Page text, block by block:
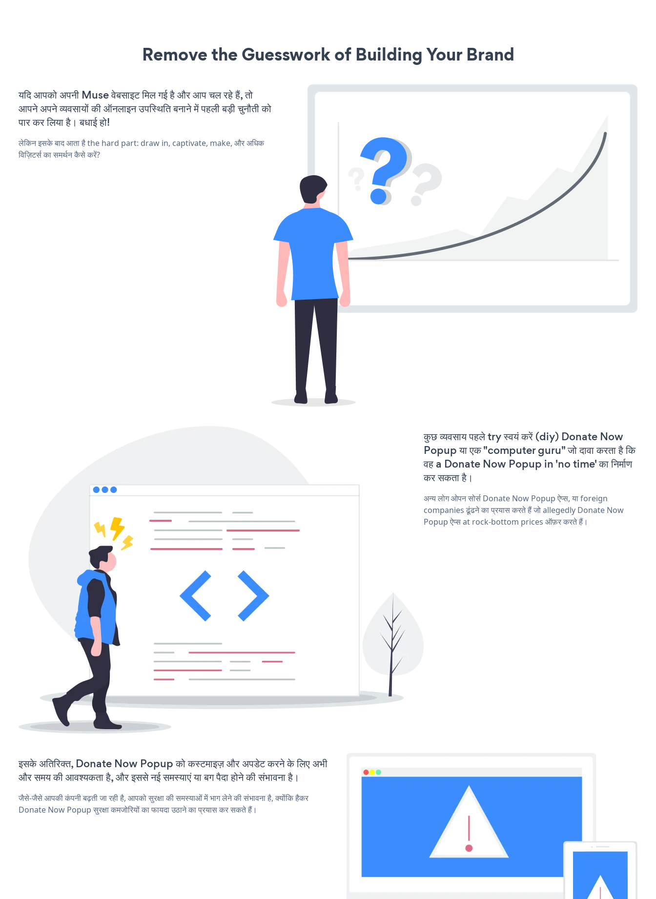
Remove the Guesswork of Building Your Brand
यदि आपको अपनी Muse वेबसाइट मिल गई है और आप चल रहे हैं, तो
आपने अपने व्यवसायों की ऑनलाइन उपस्थिति बनाने में पहली बड़ी चुनौती को
पार कर लिया है। बधाई हो!
लेकिन इसके बाद आता है the hard part: draw in, captivate, make, और अधिक
विज़िटर्स का समर्थन कैसे करें?
कुछ व्यवसाय पहले try स्वयं करें (diy) Donate Now
Popup या एक "computer guru" जो दावा करता है कि
वह a Donate Now Popup in 'no time' का निर्माण
कर सकता है।
अन्य लोग ओपन सोर्स Donate Now Popup ऐप्स, या foreign
companies ढूंढने का प्रयास करते हैं जो allegedly Donate Now
Popup ऐप्स at rock-bottom prices ऑफ़र करते हैं।
इसके अतिरिक्त, Donate Now Popup को कस्टमाइज़ और अपडेट करने के लिए अभी
और समय की आवश्यकता है, और इससे नई समस्याएं या बग पैदा होने की संभावना है।
जैसे-जैसे आपकी कंपनी बढ़ती जा रही है, आपको सुरक्षा की समस्याओं में भाग लेने की संभावना है, क्योंकि हैकर
Donate Now Popup सुरक्षा कमजोरियों का फायदा उठाने का प्रयास कर सकते हैं।